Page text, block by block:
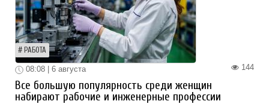
РАБОТА
144
08:08 | 6 августа
Все большую популярность среди женщин
набирают рабочие и инженерные профессии